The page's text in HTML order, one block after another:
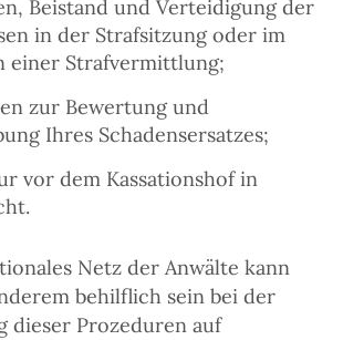
Beistand und Verteidigung der
in der Strafsitzung oder im
einer Strafvermittlung;
zur Bewertung und
Ihres Schadensersatzes;
vor dem Kassationshof in
Netz der Anwälte kann
behilflich sein bei der
dieser Prozeduren auf